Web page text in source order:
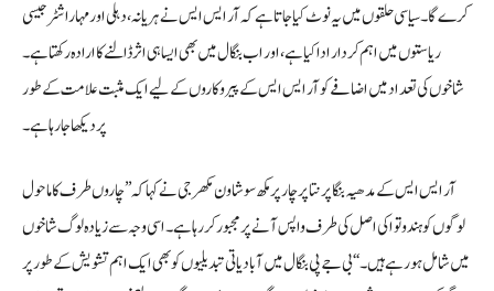
کرے گا۔ سیاسی حلقوں میں یہ نوٹ کیا جاتا ہے کہ آر ایس ایس نے ہریانہ، دہلی اور مہاراشٹر جیسی
ریاستوں میں اہم کردار ادا کیا ہے، اور اب بنگال میں بھی ایسا ہی اثر ڈالنے کا ارادہ رکھتا ہے۔
شاخوں کی تعداد میں اضافے کو آر ایس ایس کے پیروکاروں کے لیے ایک مثبت علامت کے طور
پر دیکھا جا رہا ہے۔
آر ایس ایس کے مدھیہ بنگا پرنتا پرچار پرمکھ سوشاون مکھرجی نے کہا کہ ’’چاروں طرف کا ماحول
لوگوں کو ہندوتوا کی اصل کی طرف واپس آنے پر مجبور کر رہا ہے۔ اسی وجہ سے زیادہ لوگ شاخوں
میں شامل ہو رہے ہیں۔‘‘ بی جے پی بنگال میں آبادیاتی تبدیلیوں کو بھی ایک اہم تشویش کے طور پر